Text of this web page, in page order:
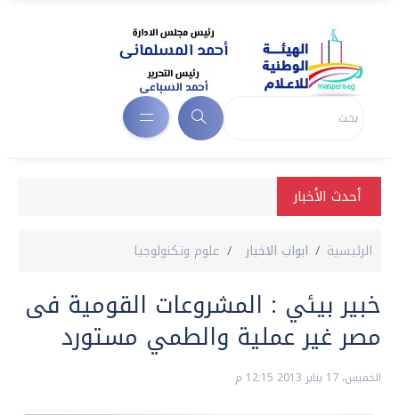
أحدث الأخبار
الرئيسية ابواب الاخبار علوم وتكنولوجيا
خبير بيئي : المشروعات القومية فى
مصر غير عملية والطمي مستورد
الخميس، 17 يناير 2013 12:15 م